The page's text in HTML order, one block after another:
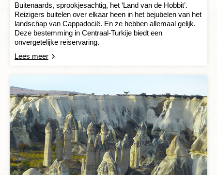
Buitenaards, sprookjesachtig, het ‘Land van de Hobbit’.
Reizigers buitelen over elkaar heen in het bejubelen van het
landschap van Cappadocië. En ze hebben allemaal gelijk.
Deze bestemming in Centraal-Turkije biedt een
onvergetelijke reiservaring.
Lees meer